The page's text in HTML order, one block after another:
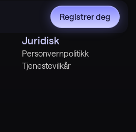
Registrer deg
Juridisk
Personvernpolitikk
Tjenestevilkår